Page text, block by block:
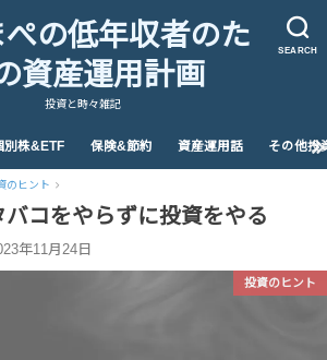
SEARCH
ぺの低年収者のた
資産運用計画
投資と時々雑記
別株&ETF 保険&節約 資産運用話 その他投
のヒント
コをやらずに投資をやる
年11月24日
投資のヒント